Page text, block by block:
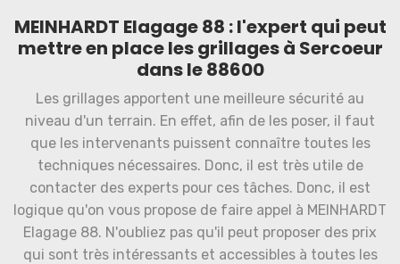
MEINHARDT Elagage 88 : l'expert qui peut
mettre en place les grillages à Sercoeur
dans le 88600
Les grillages apportent une meilleure sécurité au
niveau d'un terrain. En effet, afin de les poser, il faut
que les intervenants puissent connaître toutes les
techniques nécessaires. Donc, il est très utile de
contacter des experts pour ces tâches. Donc, il est
logique qu'on vous propose de faire appel à MEINHARDT
Elagage 88. N'oubliez pas qu'il peut proposer des prix
qui sont très intéressants et accessibles à toutes les